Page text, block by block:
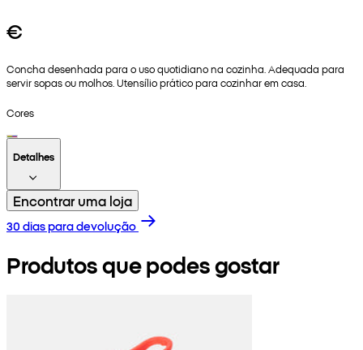
€
Concha desenhada para o uso quotidiano na cozinha. Adequada para
servir sopas ou molhos. Utensílio prático para cozinhar em casa.
Cores
Detalhes
Encontrar uma loja
30 dias para devolução
Produtos que podes gostar